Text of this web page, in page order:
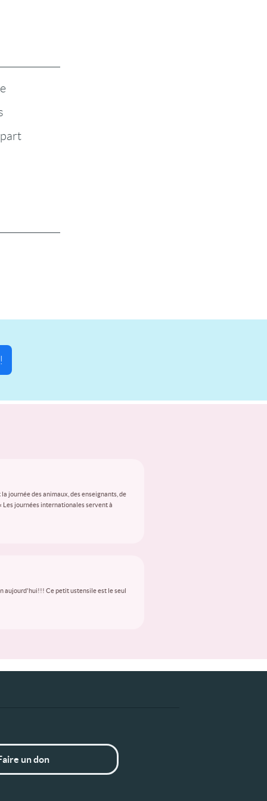
journée des animaux, des enseignants, de
Les journées internationales servent à
aujourd'hui!!! Ce petit ustensile est le seul
un don